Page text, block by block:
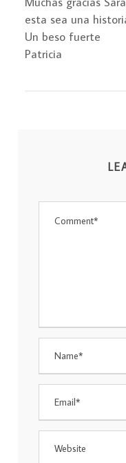
esta sea una
Un beso fuerte
Patricia